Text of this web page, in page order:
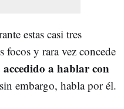
estas casi tres
focos y rara vez concede
a hablar con
embargo, habla por él.